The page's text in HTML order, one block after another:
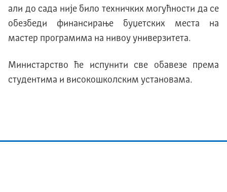
али до сада није било техничких могућности да се
обезбеди финансирање буџетских места на
мастер програмима на нивоу универзитета.
Министарство ће испунити све обавезе према
студентима и високошколским установама.